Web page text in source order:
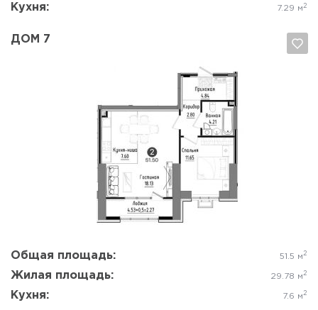
Кухня: 7.29 м 2
ДОМ 7
Общая площадь: 51.5 м 2
Жилая площадь: 29.78 м 2
Кухня: 7.6 м 2
Да, удалить Отмена